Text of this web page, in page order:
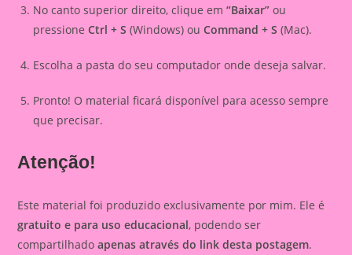
No canto superior direito, clique em“Baixar” ou
pressioneCtrl + S (Windows) ouCommand + S (Mac).
Escolha a pasta do seu computador onde deseja salvar.
Pronto! O material ficará disponível para acesso sempre
que precisar.
Atenção!
Este material foi produzido exclusivamente por mim. Ele é
gratuito e para uso educacional, podendo ser
compartilhadoapenas através do link desta postagem.